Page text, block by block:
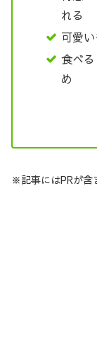
れる
可愛
食べ
め
※記事にはPRが含